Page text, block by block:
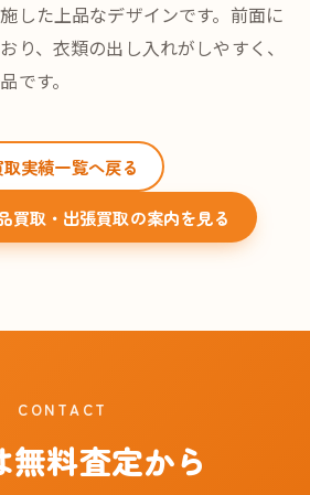
した上品なデザインです。前面に
り、衣類の出し入れがしやすく、
です。
取実績一覧へ戻る
買取・出張買取の案内を見る
CONTACT
無料査定から